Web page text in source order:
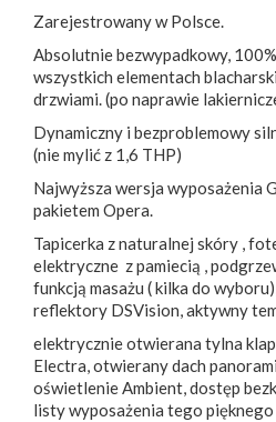
Zarejestrowany w Polsce.
Absolutnie bezwypadkowy,
wszystkich elementach
drzwiami. (po naprawie
Dynamiczny i bezproblemowy
(nie mylić z 1,6 THP)
Najwyższa wersja wyposażenia
pakietem Opera.
Tapicerka z naturalnej skóry ,
elektryczne z pamiecią ,
funkcją masażu ( kilka do
reflektory DSVision, aktywny
elektrycznie otwierana tylna
Electra, otwierany dach
oświetlenie Ambient, dostęp
listy wyposażenia tego pięknego